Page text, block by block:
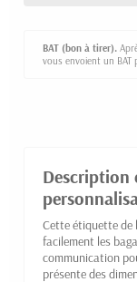
BAT (bon à tirer).
vous envoient un
Description
Cette étiquette de
facilement les
communication
présente des